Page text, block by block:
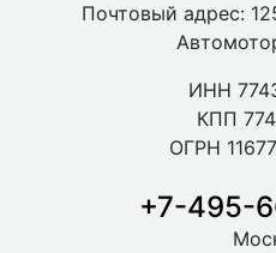
Почтовый адрес:
ИНН
КПП
ОГРН
+7-495-